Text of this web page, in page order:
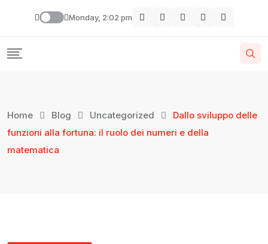
Monday, 2:02 pm
Home Blog Uncategorized
Dallo sviluppo delle
funzioni alla fortuna: il ruolo dei numeri e della
matematica